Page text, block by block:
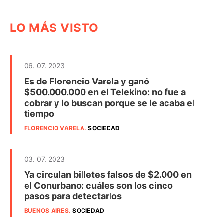
LO MÁS VISTO
06. 07. 2023
Es de Florencio Varela y ganó
$500.000.000 en el Telekino: no fue a
cobrar y lo buscan porque se le acaba el
tiempo
FLORENCIO VARELA.SOCIEDAD
03. 07. 2023
Ya circulan billetes falsos de $2.000 en
el Conurbano: cuáles son los cinco
pasos para detectarlos
BUENOS AIRES.SOCIEDAD